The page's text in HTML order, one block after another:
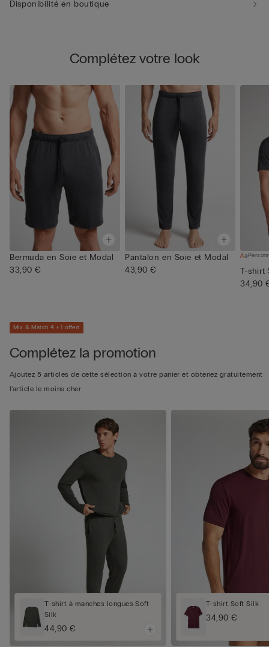
Disponibilité en boutique
Complétez votre look
Bermuda en Soie et Modal
33,90 €
Pantalon en Soie et Modal
43,90 €
T-shirt
34,90
Mix & Match 4 + 1 offert
Complétez la promotion
Ajoutez 5 articles de cette sélection à votre panier et obtenez gratuitement
l'article le moins cher
T-shirt à manches longues Soft
Silk
44,90 €
T-shirt Soft Silk
34,90 €